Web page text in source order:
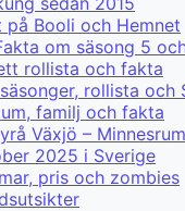
Booli och Hemnet
om säsong 5
rollista och fakta
rollista och
familj och fakta
Växjö –
2025 i Sverige
pris och zombies